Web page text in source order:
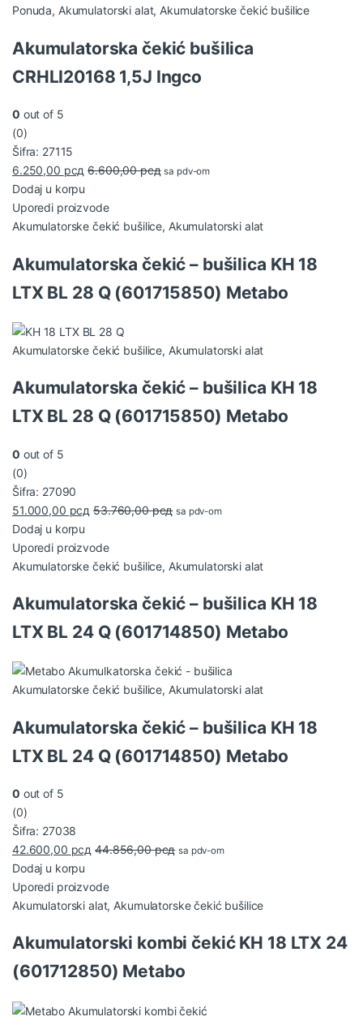
Ponuda, Akumulatorski alat,Akumulatorske čekić bušilice
Akumulatorska čekić bušilica
CRHLI20168 1,5J Ingco
0 out of 5
(0)
Šifra: 27115
6.250,00 рсд 6.600,00рсд sa pdv-om
Dodaj u korpu
Uporedi proizvode
Akumulatorske čekić bušilice, Akumulatorski alat
Akumulatorska čekić – bušilica KH 18
LTX BL 28 Q (601715850) Metabo
Akumulatorske čekić bušilice, Akumulatorski alat
Akumulatorska čekić – bušilica KH 18
LTX BL 28 Q (601715850) Metabo
0 out of 5
(0)
Šifra: 27090
51.000,00 рсд 53.760,00рсд sa pdv-om
Dodaj u korpu
Uporedi proizvode
Akumulatorske čekić bušilice, Akumulatorski alat
Akumulatorska čekić – bušilica KH 18
LTX BL 24 Q (601714850) Metabo
Akumulatorske čekić bušilice, Akumulatorski alat
Akumulatorska čekić – bušilica KH 18
LTX BL 24 Q (601714850) Metabo
0 out of 5
(0)
Šifra: 27038
42.600,00 рсд 44.856,00рсд sa pdv-om
Dodaj u korpu
Uporedi proizvode
Akumulatorski alat, Akumulatorske čekić bušilice
Akumulatorski kombi čekić KH 18 LTX 24
(601712850) Metabo